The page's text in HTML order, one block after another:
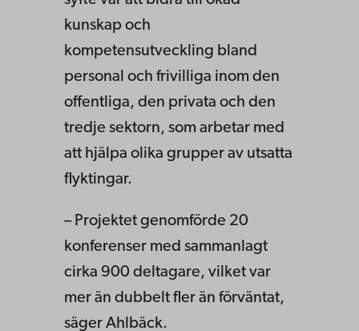
kunskap och
kompetensutveckling bland
personal och frivilliga inom den
offentliga, den privata och den
tredje sektorn, som arbetar med
att hjälpa olika grupper av utsatta
flyktingar.
– Projektet genomförde 20
konferenser med sammanlagt
cirka 900 deltagare, vilket var
mer än dubbelt fler än förväntat,
säger Ahlbäck.